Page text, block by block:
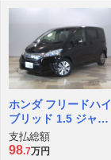
ホンダ フリードハイ
ブリッド 1.5 ジャス
トセレクション+
支払総額
98.7万円